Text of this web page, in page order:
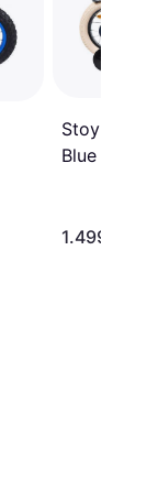
Stoy
Blue
1.499 kr.